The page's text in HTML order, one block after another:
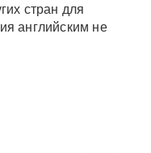
стран для
английским не